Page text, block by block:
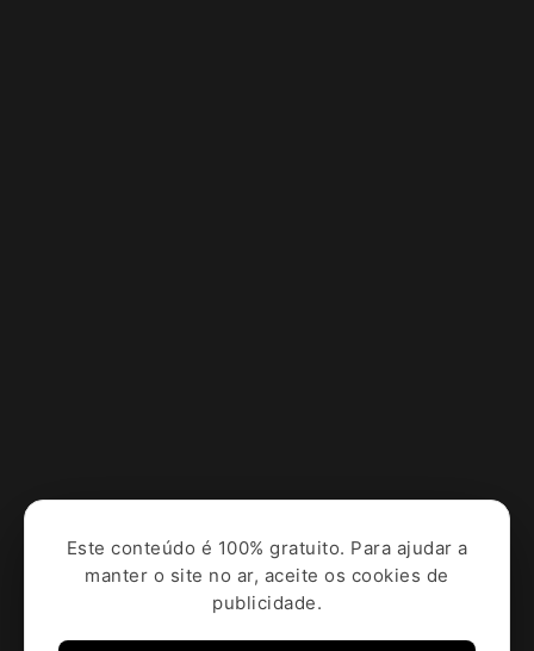
Este conteúdo é 100% gratuito. Para ajudar a
manter o site no ar, aceite os cookies de
publicidade.